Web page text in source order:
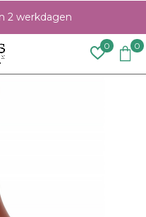
0 0
2 werkdagen